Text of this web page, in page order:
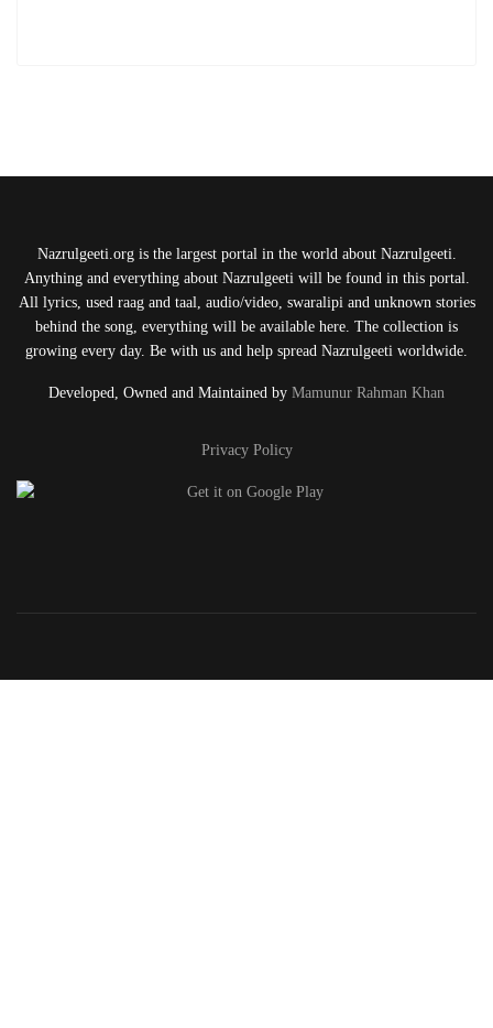
Nazrulgeeti.org is the largest portal in the world about Nazrulgeeti.
Anything and everything about Nazrulgeeti will be found in this portal.
All lyrics, used raag and taal, audio/video, swaralipi and unknown stories
behind the song, everything will be available here. The collection is
growing every day. Be with us and help spread Nazrulgeeti worldwide.
Developed, Owned and Maintained by Mamunur Rahman Khan
Privacy Policy